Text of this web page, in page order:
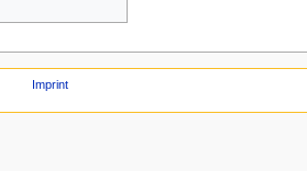
Imprint